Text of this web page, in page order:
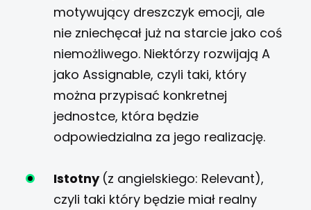
motywujący dreszczyk emocji, ale
nie zniechęcał już na starcie jako coś
niemożliwego. Niektórzy rozwijają A
jako Assignable, czyli taki, który
można przypisać konkretnej
jednostce, która będzie
odpowiedzialna za jego realizację.
Istotny (z angielskiego: Relevant),
czyli taki który będzie miał realny